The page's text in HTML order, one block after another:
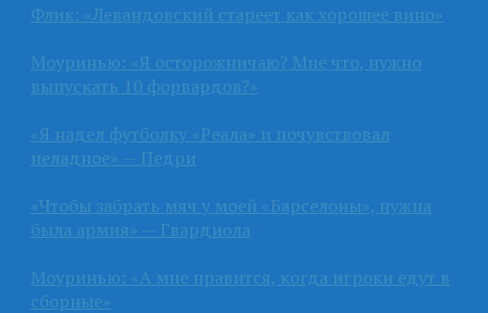
Флик: «Левандовский стареет как хорошее вино»
Моуринью: «Я осторожничаю? Мне что, нужно
выпускать 10 форвардов?»
«Я надел футболку «Реала» и почувствовал
неладное» — Педри
«Чтобы забрать мяч у моей «Барселоны», нужна
была армия» — Гвардиола
Моуринью: «А мне нравится, когда игроки едут в
сборные»